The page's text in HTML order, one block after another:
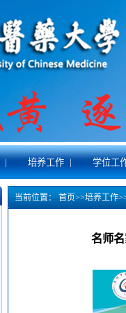
| 培养工作 | 学位工
当前位置： 首页>>培养工作
名师